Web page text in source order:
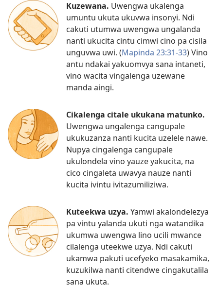
Kuzewana. Uwengwa ukalenga
umuntu ukuta ukuvwa insonyi. Ndi
cakuti utumwa uwengwa ungalanda
nanti ukucita cintu cimwi cino pa cisila
unguvwa uwi. (Mapinda 23:31-33) Vino
antu ndakai yakuomvya sana intaneti,
vino wacita vingalenga uzewane
manda aingi.
Cikalenga citale ukukana matunko.
Uwengwa ungalenga cangupale
ukukuzanza nanti kucita uzelele nawe.
Nupya cingalenga cangupale
ukulondela vino yauze yakucita, na
cico cingaleta uwavya nauze nanti
kucita ivintu ivitazumiliziwa.
Kuteekwa uzya. Yamwi akalondelezya
pa vintu yalanda ukuti nga watandika
ukumwa uwengwa lino ucili mwance
cilalenga uteekwe uzya. Ndi cakuti
ukamwa pakuti ucefyeko masakamika,
kuzukilwa nanti citendwe cingakutalila
sana ukuta.